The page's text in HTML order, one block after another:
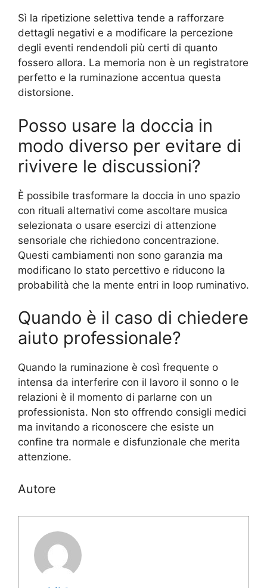
Sì la ripetizione selettiva tende a rafforzare
dettagli negativi e a modificare la percezione
degli eventi rendendoli più certi di quanto
fossero allora. La memoria non è un registratore
perfetto e la ruminazione accentua questa
distorsione.
Posso usare la doccia in
modo diverso per evitare di
rivivere le discussioni?
È possibile trasformare la doccia in uno spazio
con rituali alternativi come ascoltare musica
selezionata o usare esercizi di attenzione
sensoriale che richiedono concentrazione.
Questi cambiamenti non sono garanzia ma
modificano lo stato percettivo e riducono la
probabilità che la mente entri in loop ruminativo.
Quando è il caso di chiedere
aiuto professionale?
Quando la ruminazione è così frequente o
intensa da interferire con il lavoro il sonno o le
relazioni è il momento di parlarne con un
professionista. Non sto offrendo consigli medici
ma invitando a riconoscere che esiste un
confine tra normale e disfunzionale che merita
attenzione.
Autore